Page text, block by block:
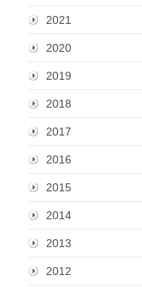
2021
2020
2019
2018
2017
2016
2015
2014
2013
2012